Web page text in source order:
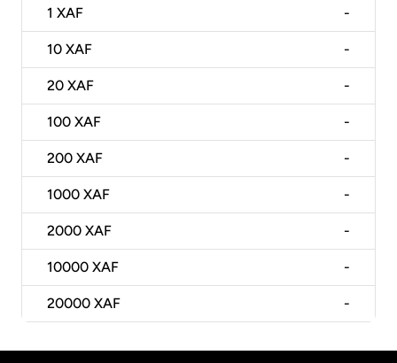
1 XAF -
10 XAF -
20 XAF -
100 XAF -
200 XAF -
1000 XAF -
2000 XAF -
10000 XAF -
20000 XAF -